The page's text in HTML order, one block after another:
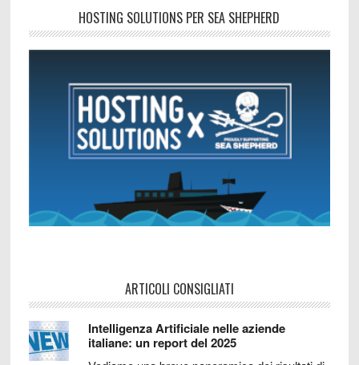
HOSTING SOLUTIONS PER SEA SHEPHERD
ARTICOLI CONSIGLIATI
Intelligenza Artificiale nelle aziende
italiane: un report del 2025